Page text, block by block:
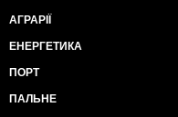
АГРАРІЇ
ЕНЕРГЕТИКА
ПОРТ
ПАЛЬНЕ